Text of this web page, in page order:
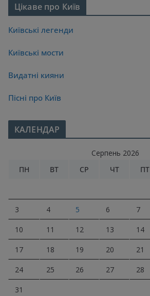
Цікаве про Київ
Київські легенди
Київські мости
Видатні кияни
Пісні про Київ
КАЛЕНДАР
Серпень 2026
ПН
ВТ СР ЧТ ПТ
3 4 5 6 7
10 11 12 13 14
17 18 19 20 21
24 25 26 27 28
31